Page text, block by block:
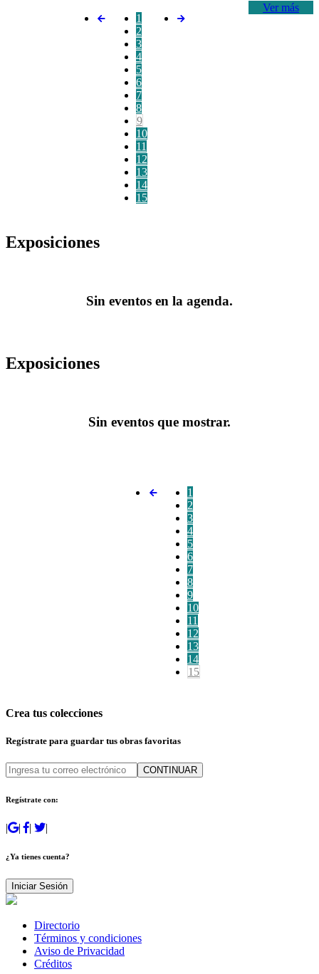
Ver más
1
2
3
4
5
6
7
8
9
10
11
12
13
14
15
Exposiciones
Sin eventos en la agenda.
Exposiciones
Sin eventos que mostrar.
1
2
3
4
5
6
7
8
9
10
11
12
13
14
15
Crea tus colecciones
Regístrate para guardar tus obras favoritas
CONTINUAR
Regístrate con:
| | | |
¿Ya tienes cuenta?
Iniciar Sesión
Directorio
Términos y condiciones
Aviso de Privacidad
Créditos